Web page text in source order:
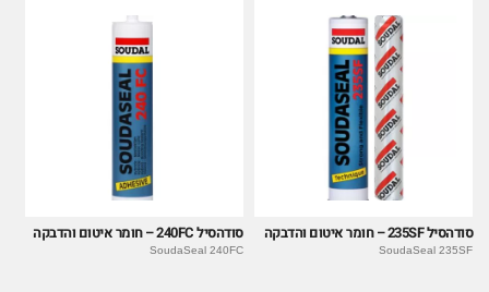
סודהסיל 235SF – חומר איטום והדבקה
SoudaSeal 235SF
סודהסיל 240FC – חומר איטום והדבקה
SoudaSeal 240FC